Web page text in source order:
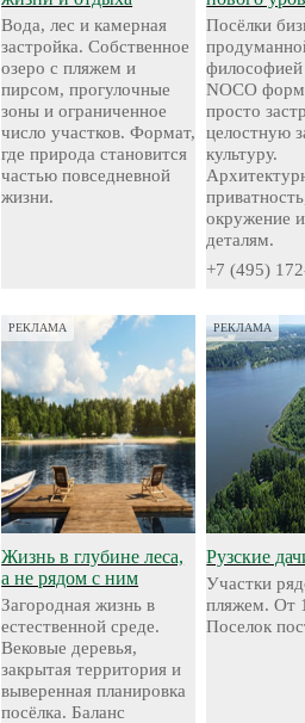
Вода, лес и камерная
застройка. Собственное
озеро с пляжем и
пирсом, прогулочные
зоны и ограниченное
число участков. Формат,
где природа становится
частью повседневной
жизни.
Посёлки
NOCO
просто
целостную
культуру.
окружение
деталям.
+7 (495)
РЕКЛАМА
Жизнь в глубине леса,
а не рядом с ним
Загородная жизнь в
естественной среде.
Вековые деревья,
закрытая территория и
выверенная планировка
посёлка. Баланс
РЕКЛАМА
Рузские
Участки
пляжем. От
Поселок